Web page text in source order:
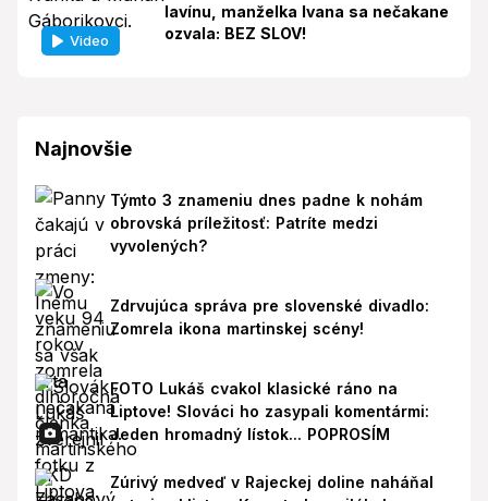
Video
lavínu, manželka Ivana sa nečakane
ozvala: BEZ SLOV!
Najnovšie
Týmto 3 znameniu dnes padne k nohám
obrovská príležitosť: Patríte medzi
vyvolených?
Zdrvujúca správa pre slovenské divadlo:
Zomrela ikona martinskej scény!
FOTO Lukáš cvakol klasické ráno na
Liptove! Slováci ho zasypali komentármi:
Jeden hromadný lístok... POPROSÍM
Zúrivý medveď v Rajeckej doline naháňal